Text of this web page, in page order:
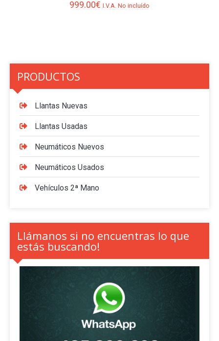
999.00€ I.V.A. No incluído
PRODUCTOS
Llantas Nuevas
Llantas Usadas
Neumáticos Nuevos
Neumáticos Usados
Vehículos 2ª Mano
Llámanos si no encuentras lo que
estás buscando!